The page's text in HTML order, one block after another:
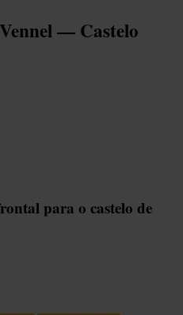
— Castelo
para o castelo de